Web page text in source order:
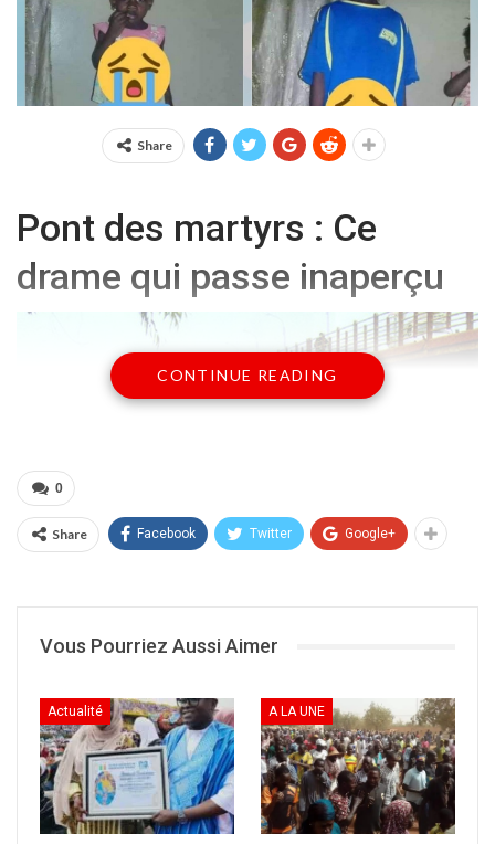
Share
Pont des martyrs : Ce
drame qui passe inaperçu
autorités, peu d’informations crédibles. Si
totalement connue, grâce à des témoignages
sur les réseaux, l’on a déjà une idée des
circonstances du drame. Il s’agit de l’histoire
de la dame qui s’est jetée avec ses trois
enfants dans les eaux du fleuve Djoliba dans
CONTINUE READING
0
Share Facebook Twitter Google+
Vous Pourriez Aussi Aimer
Actualité A LA UNE